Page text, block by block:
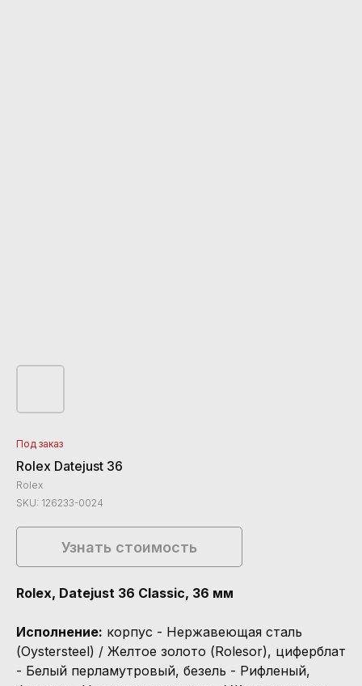
Под заказ
Rolex Datejust 36
Rolex
SKU: 126233-0024
Узнать стоимость
Rolex, Datejust 36 Classic, 36 мм
Исполнение: корпус - Нержавеющая сталь
(Oystersteel) / Желтое золото (Rolesor), циферблат
- Белый перламутровый, безель - Рифленый,